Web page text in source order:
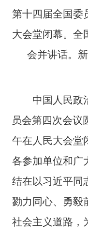
第十四届全国委
大会堂闭幕。全
会并讲话。
中国人民政
员会第四次会议
午在人民大会堂
各参加单位和广
结在以习近平同
勠力同心、勇毅
社会主义道路，